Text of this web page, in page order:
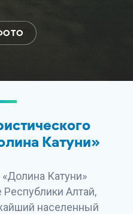
Катуни»
Катуни»
Республики Алтай,
населенный